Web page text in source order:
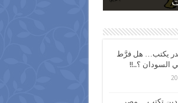
يكتب… هل فرَّط
السودان ؟..!!